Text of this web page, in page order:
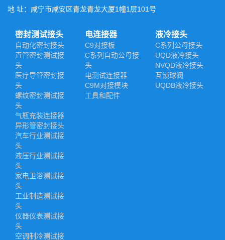
地 址：咸宁市咸安区青龙青龙大厦1幢1层101号
密封测试接头
自动化密封接头
直管密封测试接
头
医疗导管密封接
头
螺纹密封测试接
头
气瓶充装连接器
异形管密封接头
汽车行业测试接
头
液压行业测试接
头
家电卫浴测试接
头
工业制造测试接
头
仪器仪表测试接
头
空调制冷测试接
电连接器
C9对接板
C系列自动公母接
头
电测试连接器
C9M对接模块
工具和配件
液冷接头
C系列公母接头
UQD液冷接头
NVQD液冷接头
互锁球阀
UQDB液冷接头